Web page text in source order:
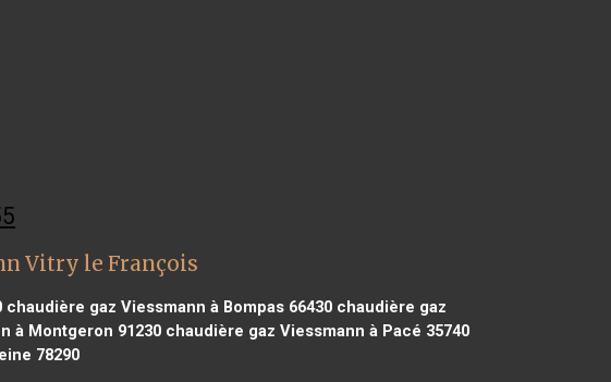
Vitry le François
chaudière gaz Viessmann à Bompas 66430chaudière gaz
à Montgeron 91230chaudière gaz Viessmann à Pacé 35740
78290